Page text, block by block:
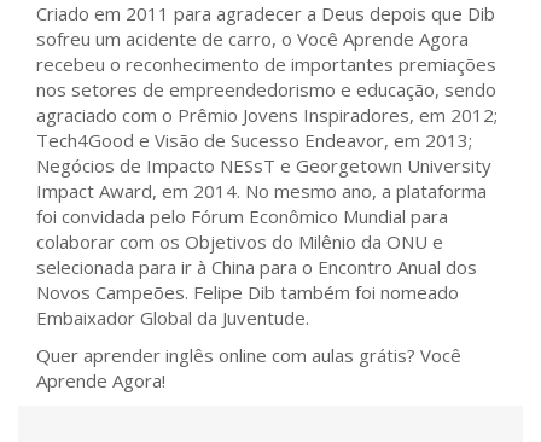
Criado em 2011 para agradecer a Deus depois que Dib
sofreu um acidente de carro, o Você Aprende Agora
recebeu o reconhecimento de importantes premiações
nos setores de empreendedorismo e educação, sendo
agraciado com o Prêmio Jovens Inspiradores, em 2012;
Tech4Good e Visão de Sucesso Endeavor, em 2013;
Negócios de Impacto NESsT e Georgetown University
Impact Award, em 2014. No mesmo ano, a plataforma
foi convidada pelo Fórum Econômico Mundial para
colaborar com os Objetivos do Milênio da ONU e
selecionada para ir à China para o Encontro Anual dos
Novos Campeões. Felipe Dib também foi nomeado
Embaixador Global da Juventude.
Quer aprender inglês online com aulas grátis? Você
Aprende Agora!